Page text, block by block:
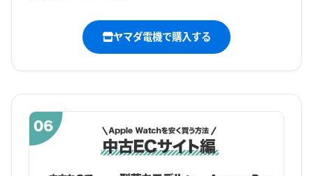
ヤマダ電機で購入する